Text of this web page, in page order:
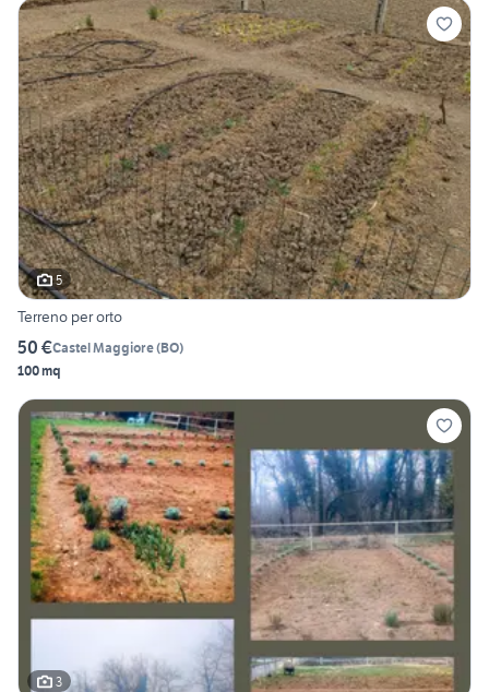
5
Terreno per orto
50 €Castel Maggiore(BO)
100 mq
3